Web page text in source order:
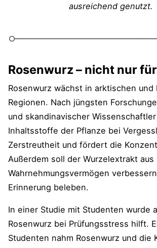
ausreichend genutzt.
Rosenwurz – nicht nur
Rosenwurz wächst in arktischen und
Regionen. Nach jüngsten
und skandinavischer
Inhaltsstoffe der Pflanze bei
Zerstreutheit und fördert die
Außerdem soll der Wurzelextrakt aus
Wahrnehmungsvermögen
Erinnerung beleben.
In einer Studie mit Studenten wurde
Rosenwurz bei Prüfungsstress hilft.
Studenten nahm Rosenwurz und die